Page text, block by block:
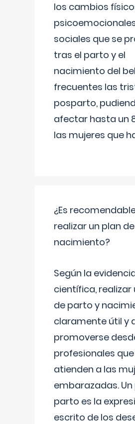
los cambios
sociales que se
tras el parto y el
nacimiento del
frecuentes las
posparto,
afectar hasta un
las mujeres que
¿Es
realizar un plan
nacimiento?
Según la
científica, realizar
de parto y
claramente útil y
promoverse
profesionales que
atienden a las
embarazadas.
parto es la
escrito de los